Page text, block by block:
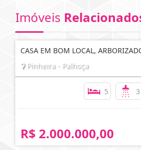
Imóveis
CASA EM BOM LOCAL,
Pinheira - Palhoça
5 3
R$ 2.000.000,00